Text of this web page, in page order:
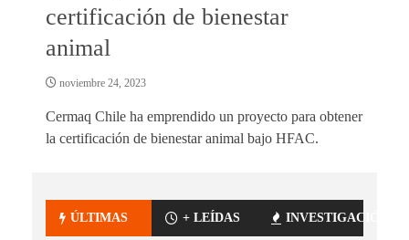
certificación de bienestar
animal
noviembre 24, 2023
Cermaq Chile ha emprendido un proyecto para obtener
la certificación de bienestar animal bajo HFAC.
ÚLTIMAS + LEÍDAS INVESTIGACIÓN